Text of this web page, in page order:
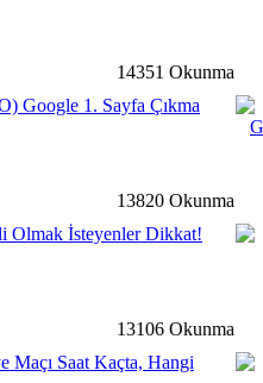
detay ›
detay ›
14351 Okunma
Google 1. Sayfa Çıkma
13820 Okunma
Olmak İsteyenler Dikkat!
13106 Okunma
Maçı Saat Kaçta, Hangi